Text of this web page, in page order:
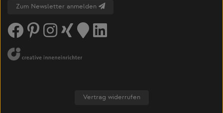
Zum Newsletter anmelden
Vertrag widerrufen